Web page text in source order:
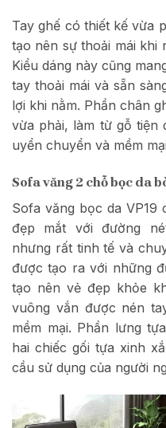
Tay ghế có thiết kế vừa
tạo nên sự thoải mái khi
Kiểu dáng này cũng
tay thoải mái và sẵn
lợi khi nằm. Phần chân
vừa phải, làm từ gỗ tiện
uyển chuyển và mềm
Sofa văng 2 chỗ bọc da
Sofa văng bọc da VP19
đẹp mắt với đường
nhưng rất tinh tế và
được tạo ra với những
tạo nên vẻ đẹp khỏe
vuông vắn được nén
mềm mại. Phần lưng
hai chiếc gối tựa xinh
cầu sử dụng của người